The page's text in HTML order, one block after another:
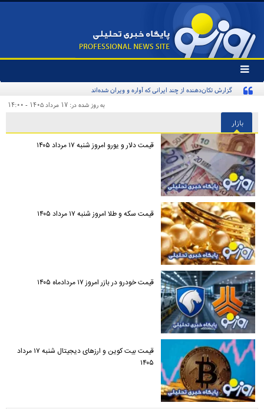
تغییر
وضعیت
منوی
ها
به روز شده در: ۱۷ مرداد ۱۴۰۵ - ۱۴:۰۰
بازار
قیمت دلار و یورو امروز شنبه ۱۷ مرداد ۱۴۰۵
قیمت سکه و طلا امروز شنبه ۱۷ مرداد ۱۴۰۵
قیمت خودرو در بازر امروز ۱۷ مردادماه ۱۴۰۵
قیمت بیت کوین و ارز‌های دیجیتال شنبه ۱۷ مرداد
۱۴۰۵